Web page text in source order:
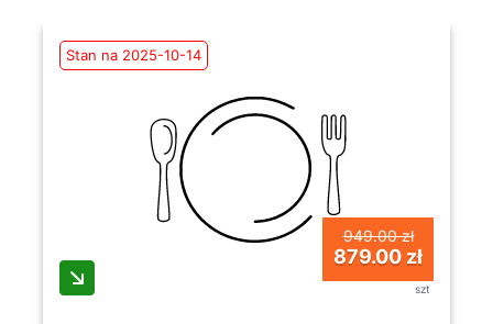
Stan na 2025-10-14
949.00 zł
879.00 zł
szt